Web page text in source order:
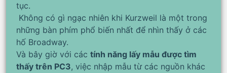
tục.
Không có gì ngạc nhiên khi Kurzweil là một trong
những bàn phím phổ biến nhất để nhìn thấy ở các
hố Broadway.
Và bây giờ với các tính năng lấy mẫu được tìm
thấy trên PC3, việc nhập mẫu từ các nguồn khác